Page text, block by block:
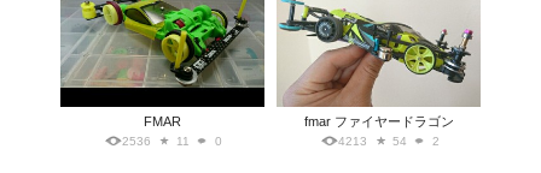
FMAR
2536 11 0
fmar ファイヤードラゴン
4213 54 2